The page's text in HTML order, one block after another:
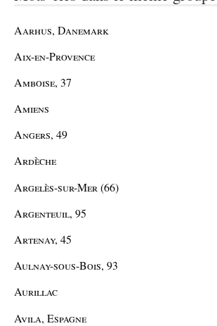
Aarhus, Danemark
Aix-en-Provence
Amboise, 37
Amiens
Angers, 49
Ardèche
Argelès-sur-Mer (66)
Argenteuil, 95
Artenay, 45
Aulnay-sous-Bois, 93
Aurillac
Avila, Espagne